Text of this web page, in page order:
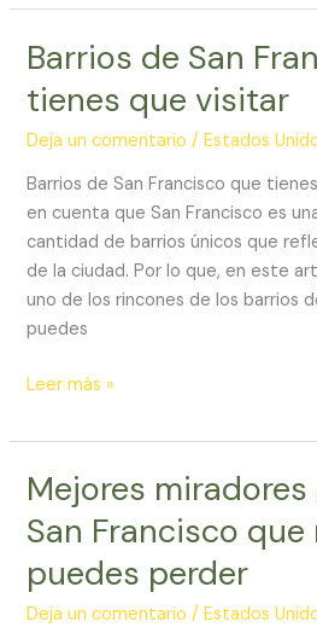
Barrios de San
tienes que visitar
Deja un comentario /Estados
Barrios de San Francisco que
en cuenta que San Francisco es
cantidad de barrios únicos que
de la ciudad. Por lo que, en este
uno de los rincones de los barrios
puedes
Barrios
San
Francisco
tienes
que
visitar
Leer más »
Mejores
San Francisco que
puedes perder
Deja un comentario /Estados
Mejores
miradores
gratuitos
de
San
Francisco